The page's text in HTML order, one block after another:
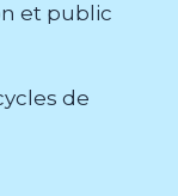
et public
de